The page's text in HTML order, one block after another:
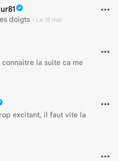
doigts • Le 18 mai
connaitre la suite ca me
excitant, il faut vite la